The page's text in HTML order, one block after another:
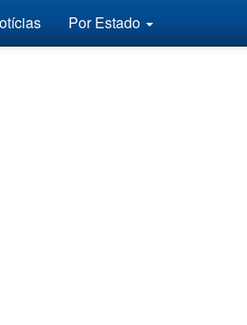
Por Estado